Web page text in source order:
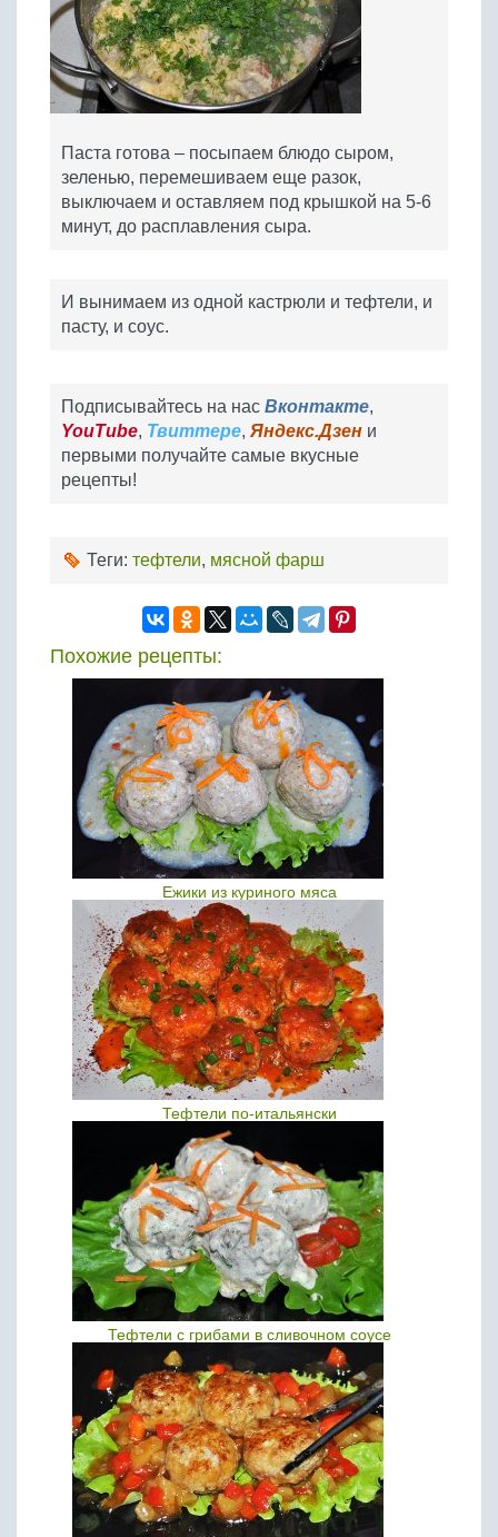
Паста готова – посыпаем блюдо сыром,
зеленью, перемешиваем еще разок,
выключаем и оставляем под крышкой на 5-6
минут, до расплавления сыра.
И вынимаем из одной кастрюли и тефтели, и
пасту, и соус.
Подписывайтесь на нас Вконтакте,
YouTube, Твиттере, Яндекс.Дзен и
первыми получайте самые вкусные
рецепты!
Теги: тефтели, мясной фарш
Похожие рецепты:
Ежики из куриного мяса
Тефтели по-итальянски
Тефтели с грибами в сливочном соусе